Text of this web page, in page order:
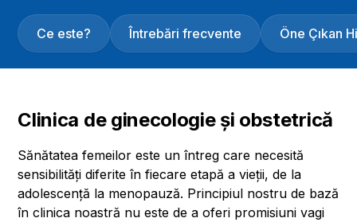
Ce este? Întrebări frecvente Öne Çıkan
Clinica de ginecologie și obstetrică
Sănătatea femeilor este un întreg care necesită
sensibilități diferite în fiecare etapă a vieții, de la
adolescență la menopauză. Principiul nostru de bază
în clinica noastră nu este de a oferi promisiuni vagi